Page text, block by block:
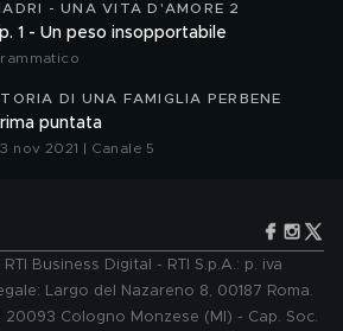
- UNA VITA D'AMORE 2
1 - Un peso insopportabile
DI UNA FAMIGLIA PERBENE
puntata
nov 2021 | Canale 5
Business Digital - RTI S.p.A.: p. iva
Largo del Nazareno 8, 00187 Roma.
20093 Cologno Monzese (MI) - Cap. Soc.